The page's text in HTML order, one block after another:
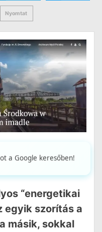
Nyomtat
a Google keresőben!
“energetikai
egyik szorítás a
másik, sokkal